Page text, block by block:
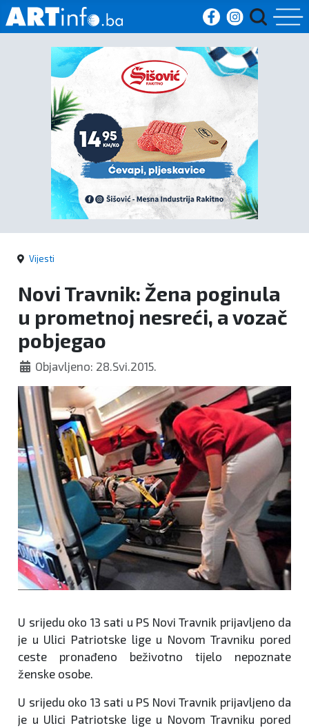
Početna
Vijesti
Sport
Kultura
Crna
kronika
Politika
Zanimljivosti
Vijesti
Novi Travnik: Žena poginula
u prometnoj nesreći, a vozač
pobjegao
Objavljeno: 28.Svi.2015.
U srijedu oko 13 sati u PS Novi Travnik prijavljeno da
je u Ulici Patriotske lige u Novom Travniku pored
ceste pronađeno beživotno tijelo nepoznate
ženske osobe.
U srijedu oko 13 sati u PS Novi Travnik prijavljeno da
je u Ulici Patriotske lige u Novom Travniku pored